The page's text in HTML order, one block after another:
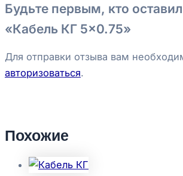
Будьте первым, кто
«Кабель КГ 5×0.75»
Для отправки отзыва вам
авторизоваться.
Похожие